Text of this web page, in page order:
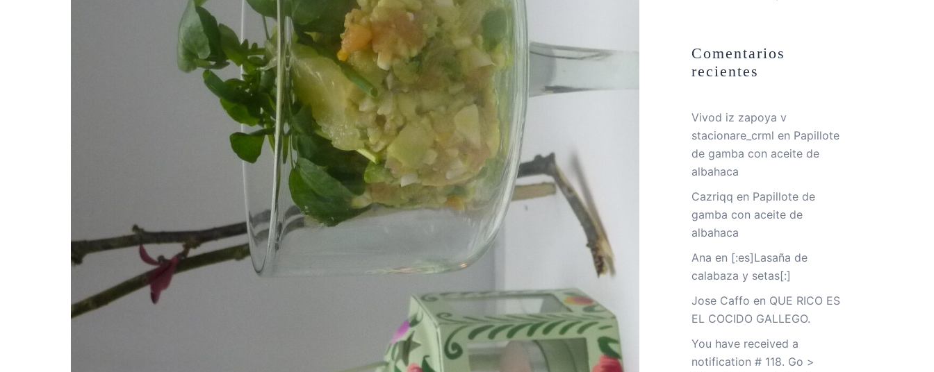
Comentarios
recientes
Vivod iz zapoya v
stacionare_crml en Papillote
de gamba con aceite de
albahaca
Cazriqq en Papillote de
gamba con aceite de
albahaca
Ana en [:es]Lasaña de
calabaza y setas[:]
Jose Caffo en QUE RICO ES
EL COCIDO GALLEGO.
You have received a
notification # 118. Go >